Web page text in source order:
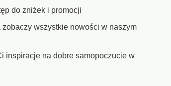
przed plamami i wilgocią.
do zniżek i promocji
wszystkie nowości w naszym
inspiracje na dobre samopoczucie w